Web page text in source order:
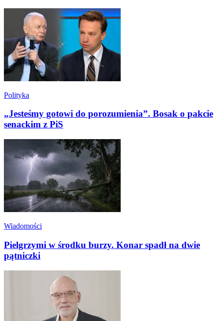
Polityka
„Jesteśmy gotowi do porozumienia”. Bosak o pakcie
senackim z PiS
Wiadomości
Pielgrzymi w środku burzy. Konar spadł na dwie
pątniczki